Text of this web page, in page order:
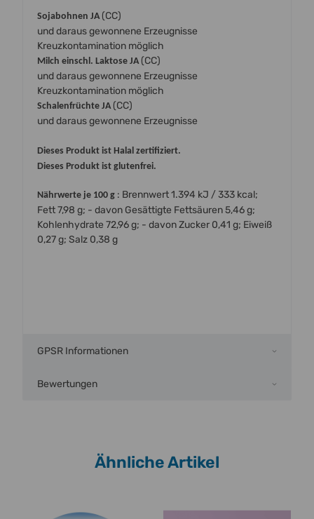
Sojabohnen JA(CC)
und daraus gewonnene Erzeugnisse
Kreuzkontamination möglich
Milch einschl. Laktose JA(CC)
und daraus gewonnene Erzeugnisse
Kreuzkontamination möglich
Schalenfrüchte JA(CC)
und daraus gewonnene Erzeugnisse
Dieses Produkt ist Halal zertifiziert.
Dieses Produkt ist glutenfrei.
Nährwerte je 100 g : Brennwert 1.394 kJ / 333 kcal;
Fett 7,98 g; - davon Gesättigte Fettsäuren 5,46 g;
Kohlenhydrate 72,96 g; - davon Zucker 0,41 g; Eiweiß
0,27 g; Salz 0,38 g
GPSR Informationen
Bewertungen
Ähnliche Artikel